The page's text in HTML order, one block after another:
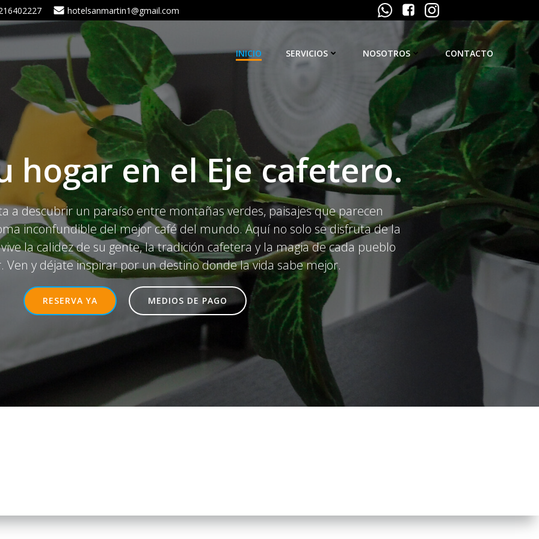
hotelsanmartin1@gmail.com
INICIO SERVICIOS NOSOTROS CONTACTO
hogar en el Eje cafetero.
a descubrir un paraíso entre montañas verdes, paisajes que parecen
inconfundible del mejor café del mundo. Aquí no solo se disfruta de la
la calidez de su gente, la tradición cafetera y la magia de cada pueblo
Ven y déjate inspirar por un destino donde la vida sabe mejor.
RESERVA YA MEDIOS DE PAGO